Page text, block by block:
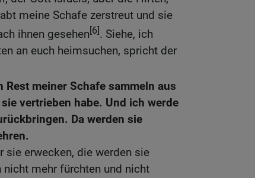
meine Schafe zerstreut und sie
ihnen gesehen[6]. Siehe, ich
an euch heimsuchen, spricht der
Rest meiner Schafe sammeln aus
vertrieben habe. Und ich werde
Da werden sie
sie erwecken, die werden sie
mehr fürchten und nicht